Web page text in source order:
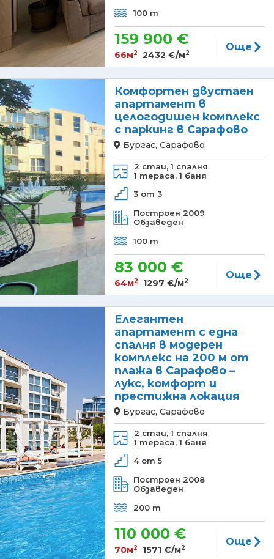
100 m
159 900 €
66м2 2432 €/м2
Още
Комфортен двустаен
апартамент в
целогодишен комплекс
с паркинг в Сарафово
Бургас, Сарафово
2 стаи, 1 спалня
1 тераса, 1 баня
3 от 3
Построен 2009
Обзаведен
100 m
83 000 €
64м2 1297 €/м2
Още
Елегантен
апартамент с една
спалня в модерен
комплекс на 200 м от
плажа в Сарафово –
лукс, комфорт и
престижна локация
Бургас, Сарафово
2 стаи, 1 спалня
1 тераса, 1 баня
4 от 5
Построен 2008
Обзаведен
200 m
110 000 €
70м2 1571 €/м2
Още